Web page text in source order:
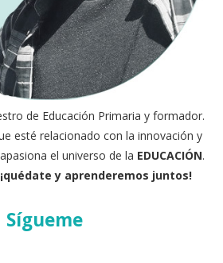
de Educación Primaria y formador.
esté relacionado con la innovación y
el universo de la EDUCACIÓN.
¡quédate y aprenderemos juntos!
Sígueme